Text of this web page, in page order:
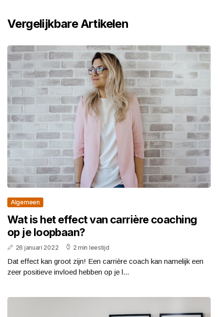
Vergelijkbare Artikelen
Algemeen
Wat is het effect van carrière coaching
op je loopbaan?
26 januari 2022 2 min leestijd
Dat effect kan groot zijn! Een carrière coach kan namelijk een
zeer positieve invloed hebben op je l...